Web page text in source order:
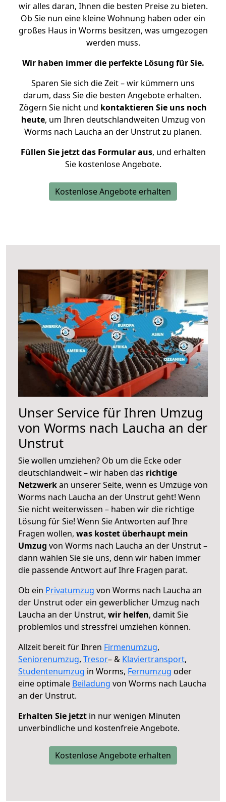
wir alles daran, Ihnen die besten Preise zu bieten.
Ob Sie nun eine kleine Wohnung haben oder ein
großes Haus in Worms besitzen, was umgezogen
werden muss.
Wir haben immer die perfekte Lösung für Sie.
Sparen Sie sich die Zeit – wir kümmern uns
darum, dass Sie die besten Angebote erhalten.
Zögern Sie nicht und kontaktieren Sie uns noch
heute, um Ihren deutschlandweiten Umzug von
Worms nach Laucha an der Unstrut zu planen.
Füllen Sie jetzt das Formular aus, und erhalten
Sie kostenlose Angebote.
Kostenlose Angebote erhalten
Unser Service für Ihren Umzug
von Worms nach Laucha an der
Unstrut
Sie wollen umziehen? Ob um die Ecke oder
deutschlandweit – wir haben das richtige
Netzwerkan unserer Seite, wenn es Umzüge von
Worms nach Laucha an der Unstrut geht! Wenn
Sie nicht weiterwissen – haben wir die richtige
Lösung für Sie! Wenn Sie Antworten auf Ihre
Fragen wollen, was kostet überhaupt mein
Umzug von Worms nach Laucha an der Unstrut –
dann wählen Sie sie uns, denn wir haben immer
die passende Antwort auf Ihre Fragen parat.
Ob ein Privatumzug von Worms nach Laucha an
der Unstrut oder ein gewerblicher Umzug nach
Laucha an der Unstrut, wir helfen, damit Sie
problemlos und stressfrei umziehen können.
Allzeit bereit für Ihren Firmenumzug,
Seniorenumzug, Tresor– & Klaviertransport,
Studentenumzug in Worms, Fernumzug oder
eine optimale Beiladung von Worms nach Laucha
an der Unstrut.
Erhalten Sie jetzt in nur wenigen Minuten
unverbindliche und kostenfreie Angebote.
Kostenlose Angebote erhalten